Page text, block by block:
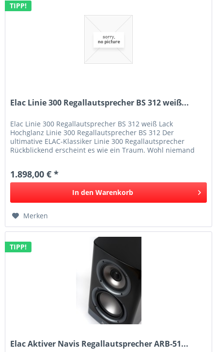
TIPP!
Elac Linie 300 Regallautsprecher BS 312 weiß...
Elac Linie 300 Regallautsprecher BS 312 weiß Lack
Hochglanz Linie 300 Regallautsprecher BS 312 Der
ultimative ELAC-Klassiker Linie 300 Regallautsprecher
Rückblickend erscheint es wie ein Traum. Wohl niemand
1.898,00 € *
In den Warenkorb
Merken
TIPP!
Elac Aktiver Navis Regallautsprecher ARB-51...